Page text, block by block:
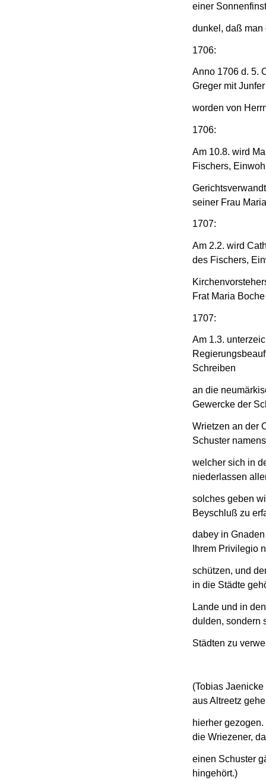
einer
dunkel, daß man
1706:
Anno 1706 d. 5.
Greger mit
worden von
1706:
Am 10.8. wird
Fischers,
seiner Frau
1707:
Am 2.2. wird
des Fischers,
Frat Maria
1707:
Am 1.3.
Schreiben
an die
Gewercke der
Wrietzen an der
Schuster
welcher sich in
niederlassen
solches geben
Beyschluß zu
dabey in
Ihrem Privilegio
schützen, und
in die Städte
Lande und in
dulden, sondern
Städten zu
(Tobias
aus Altreetz
hierher
die Wriezener,
einen Schuster
hingehört.)